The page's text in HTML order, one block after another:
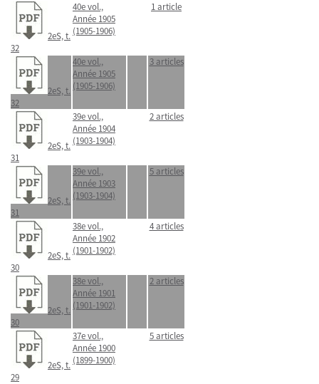
2eS, t.
32
40e vol.,
Année 1905
(1905-1906)
1 article
2eS, t.
32
40e vol.,
Année 1905
(1905-1906)
3 articles
2eS, t.
31
39e vol.,
Année 1904
(1903-1904)
2 articles
2eS, t.
31
39e vol.,
Année 1903
(1903-1904)
5 articles
2eS, t.
30
38e vol.,
Année 1902
(1901-1902)
4 articles
2eS, t.
30
38e vol.,
Année 1901
(1901-1902)
2 articles
2eS, t.
29
37e vol.,
Année 1900
(1899-1900)
5 articles